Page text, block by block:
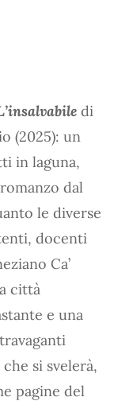
di
(2025): un
in laguna,
dal
le diverse
docenti
Ca’
città
e una
si svelerà,
pagine del